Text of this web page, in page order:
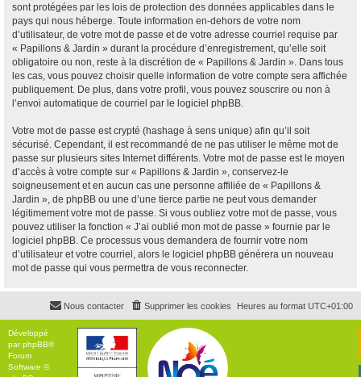
sont protégées par les lois de protection des données applicables dans le
pays qui nous héberge. Toute information en-dehors de votre nom
d’utilisateur, de votre mot de passe et de votre adresse courriel requise par
« Papillons & Jardin » durant la procédure d’enregistrement, qu’elle soit
obligatoire ou non, reste à la discrétion de « Papillons & Jardin ». Dans tous
les cas, vous pouvez choisir quelle information de votre compte sera affichée
publiquement. De plus, dans votre profil, vous pouvez souscrire ou non à
l’envoi automatique de courriel par le logiciel phpBB.
Votre mot de passe est crypté (hashage à sens unique) afin qu’il soit
sécurisé. Cependant, il est recommandé de ne pas utiliser le même mot de
passe sur plusieurs sites Internet différents. Votre mot de passe est le moyen
d’accès à votre compte sur « Papillons & Jardin », conservez-le
soigneusement et en aucun cas une personne affiliée de « Papillons &
Jardin », de phpBB ou une d’une tierce partie ne peut vous demander
légitimement votre mot de passe. Si vous oubliez votre mot de passe, vous
pouvez utiliser la fonction « J’ai oublié mon mot de passe » fournie par le
logiciel phpBB. Ce processus vous demandera de fournir votre nom
d’utilisateur et votre courriel, alors le logiciel phpBB générera un nouveau
mot de passe qui vous permettra de vous reconnecter.
Heures au format UTC+01:00
Supprimer les cookies
Nous contacter
Développé
parphpBB®
Forum
Software ©